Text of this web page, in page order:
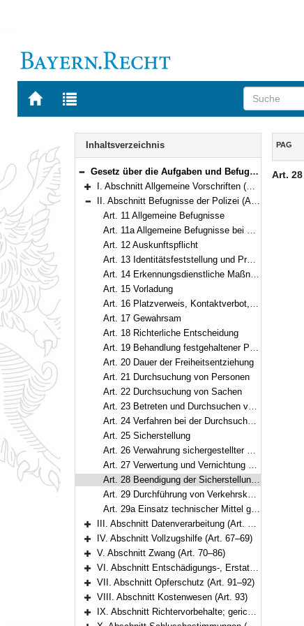
Zur
BAYERN.RECHT
Zur
letzten
Navigation
Inhaltsverzeichnis
Bereich reduzieren
Gesetz über die Aufgaben und Befugnisse der Bayerischen Polizei (Polizeiaufgabengesetz – PAG) in der Fassung der Bekanntmachung vom 14. September 1990 (GVBl. S. 397) BayRS 2012-1-1-I (Art. 1–102)
Bereich erweitern
I. Abschnitt Allgemeine Vorschriften (Art. 1–10)
Bereich reduzieren
II. Abschnitt Befugnisse der Polizei (Art. 11–29a)
Art. 11 Allgemeine Befugnisse
Art. 11a Allgemeine Befugnisse bei drohender Gefahr
Art. 12 Auskunftspflicht
Art. 13 Identitätsfeststellung und Prüfung von Berechtigungsscheinen
Art. 14 Erkennungsdienstliche Maßnahmen
Art. 15 Vorladung
Art. 16 Platzverweis, Kontaktverbot, Aufenthalts- und Meldeanordnung
Art. 17 Gewahrsam
Art. 18 Richterliche Entscheidung
Art. 19 Behandlung festgehaltener Personen
Art. 20 Dauer der Freiheitsentziehung
Art. 21 Durchsuchung von Personen
Art. 22 Durchsuchung von Sachen
Art. 23 Betreten und Durchsuchen von Wohnungen
Art. 24 Verfahren bei der Durchsuchung von Wohnungen
Art. 25 Sicherstellung
Art. 26 Verwahrung sichergestellter Sachen
Art. 27 Verwertung und Vernichtung sichergestellter Sachen
Art. 28 Beendigung der Sicherstellung, Kosten
Art. 29 Durchführung von Verkehrskontrollen auf oberirdischen Gewässern
Art. 29a Einsatz technischer Mittel gegen unbemannte Luftfahrtsysteme oder Fahrzeugsysteme
Bereich erweitern
III. Abschnitt Datenverarbeitung (Art. 30–66)
Bereich erweitern
IV. Abschnitt Vollzugshilfe (Art. 67–69)
Bereich erweitern
V. Abschnitt Zwang (Art. 70–86)
Bereich erweitern
VI. Abschnitt Entschädigungs-, Erstattungs- und Ersatzansprüche (Art. 87–90)
Bereich erweitern
VII. Abschnitt Opferschutz (Art. 91–92)
Bereich erweitern
VIII. Abschnitt Kostenwesen (Art. 93)
Bereich erweitern
IX. Abschnitt Richtervorbehalte; gerichtliches Verfahren (Art. 94–99)
Inhalt
PAG
Art. 28